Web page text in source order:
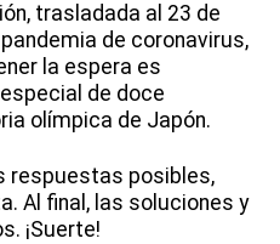
trasladada al 23 de
de coronavirus,
la espera es
de doce
olímpica de Japón.
respuestas posibles,
Al final, las soluciones y
¡Suerte!